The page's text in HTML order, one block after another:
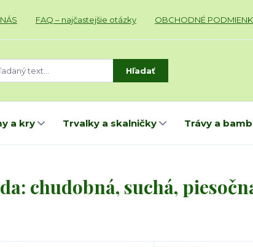
FAQ – najčastejšie otázky OBCHODNÉ
Hľadať
a kry Trvalky a skalničky Trávy a
chudobná, suchá,